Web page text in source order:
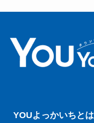
YOUよっかいちとは